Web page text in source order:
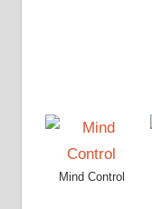
Mind Control